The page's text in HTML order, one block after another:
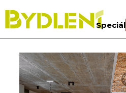
Speciál